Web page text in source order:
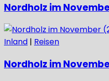
Nordholz im
Inland | Reisen
Nordholz im